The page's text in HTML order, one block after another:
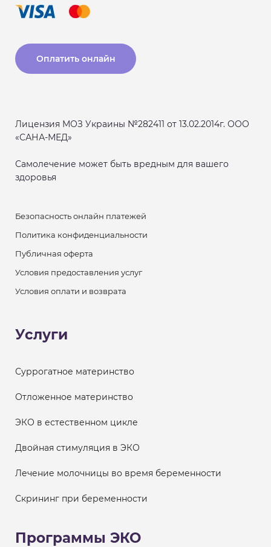
Оплатить онлайн
Лицензия МОЗ Украины №282411 от 13.02.2014г. ООО
«САНА-МЕД»
Самолечение может быть вредным для вашего
здоровья
Безопасность онлайн платежей
Политика конфиденциальности
Публичная оферта
Условия предоставления услуг
Условия оплати и возврата
Услуги
Суррогатное материнство
Отложенное материнство
ЭКО в естественном цикле
Двойная стимуляция в ЭКО
Лечение молочницы во время беременности
Скрининг при беременности
Программы ЭКО